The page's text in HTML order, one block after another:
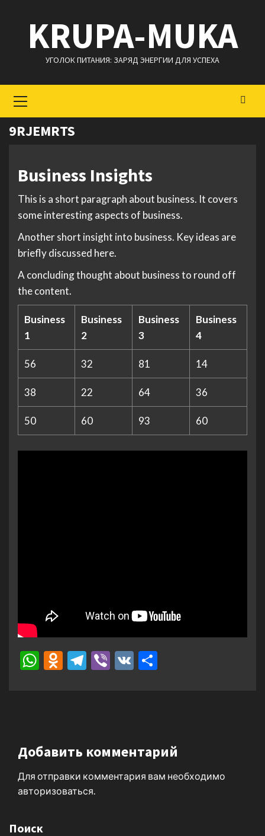
содержимому
KRUPA-MUKA
УГОЛОК ПИТАНИЯ: ЗАРЯД ЭНЕРГИИ ДЛЯ УСПЕХА
меню
9RJEMRTS
Business Insights
This is a short paragraph about business. It covers
some interesting aspects of business.
Another short insight into business. Key ideas are
briefly discussed here.
A concluding thought about business to round off
the content.
Business
1
Business
2
Business
3
Business
4
56 32 81 14
38 22 64 36
50 60 93 60
WhatsApp
Odnoklassniki
Telegram
Viber
VK
Добавить комментарий
Для отправки комментария вам необходимо
авторизоваться
Поиск